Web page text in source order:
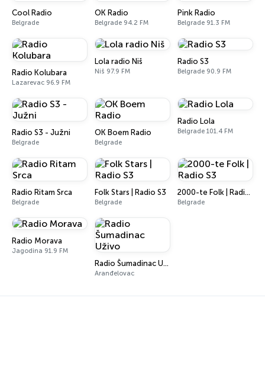
Cool Radio
Belgrade
OK Radio
Belgrade 94.2 FM
Pink Radio
Belgrade 91.3 FM
Radio Kolubara
Lazarevac 96.9 FM
Lola radio Niš
Niš 97.9 FM
Radio S3
Belgrade 90.9 FM
Radio S3 - Južni
Belgrade
OK Boem Radio
Belgrade
Radio Lola
Belgrade 101.4 FM
Radio Ritam Srca
Belgrade
Folk Stars | Radio S3
Belgrade
2000-te Folk | Radio S3
Belgrade
Radio Morava
Jagodina 91.9 FM
Radio Šumadinac Uživo
Aranđelovac